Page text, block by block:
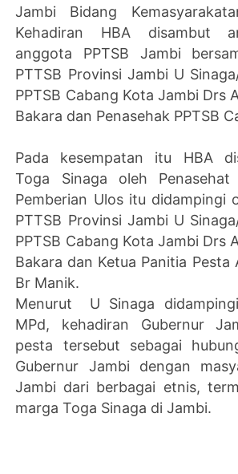
Jambi Bidang
Kehadiran HBA disambut
anggota PPTSB Jambi
PTTSB Provinsi Jambi U
PPTSB Cabang Kota Jambi Drs
Bakara dan Penasehak PPTSB
Pada kesempatan itu HBA
Toga Sinaga oleh Penasehat
Pemberian Ulos itu didampingi
PTTSB Provinsi Jambi U
PPTSB Cabang Kota Jambi Drs
Bakara dan Ketua Panitia Pesta
Br Manik.
Menurut U Sinaga
MPd, kehadiran Gubernur
pesta tersebut sebagai
Gubernur Jambi dengan
Jambi dari berbagai etnis,
marga Toga Sinaga di Jambi.